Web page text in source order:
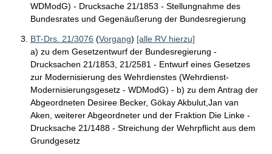
WDModG) - Drucksache 21/1853 - Stellungnahme des
Bundesrates und Gegenäußerung der Bundesregierung
BT-Drs. 21/3076 (Vorgang) [alle RV hierzu]
a) zu dem Gesetzentwurf der Bundesregierung -
Drucksachen 21/1853, 21/2581 - Entwurf eines Gesetzes
zur Modernisierung des Wehrdienstes (Wehrdienst-
Modernisierungsgesetz - WDModG) - b) zu dem Antrag der
Abgeordneten Desiree Becker, Gökay Akbulut,Jan van
Aken, weiterer Abgeordneter und der Fraktion Die Linke -
Drucksache 21/1488 - Streichung der Wehrpflicht aus dem
Grundgesetz